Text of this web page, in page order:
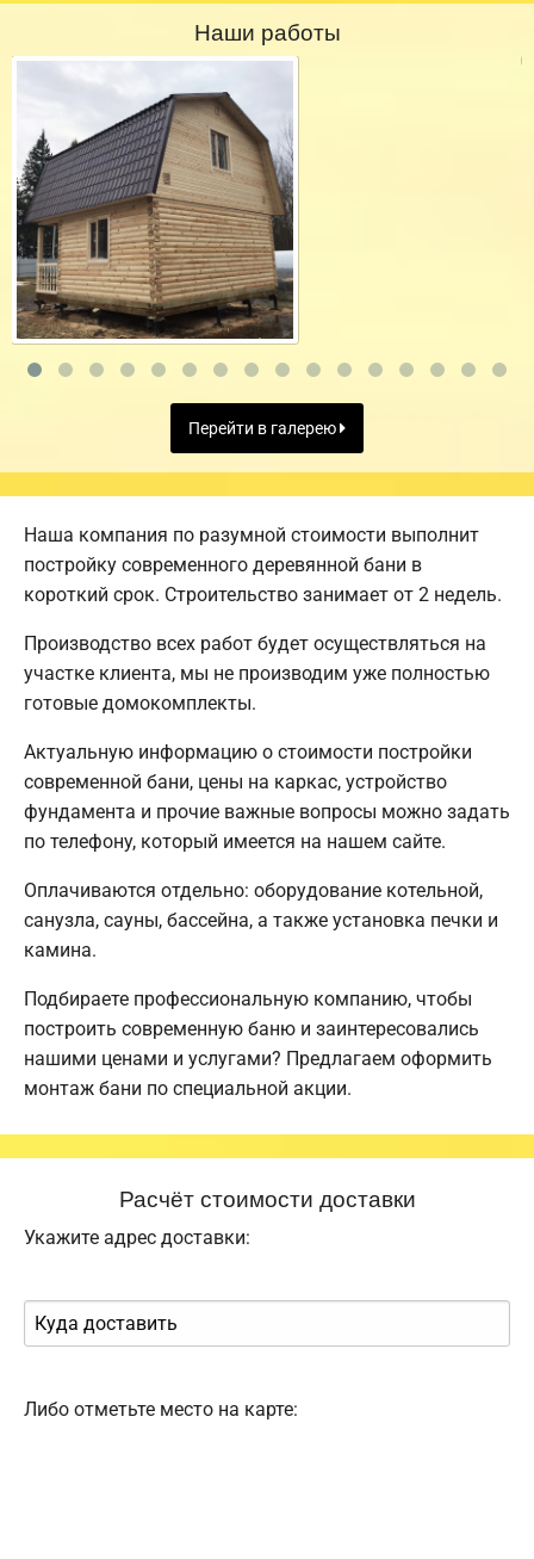
Наши работы
Перейти в галерею
Наша компания по разумной стоимости выполнит
постройку современного деревянной бани в
короткий срок. Строительство занимает от 2 недель.
Производство всех работ будет осуществляться на
участке клиента, мы не производим уже полностью
готовые домокомплекты.
Актуальную информацию о стоимости постройки
современной бани, цены на каркас, устройство
фундамента и прочие важные вопросы можно задать
по телефону, который имеется на нашем сайте.
Оплачиваются отдельно: оборудование котельной,
санузла, сауны, бассейна, а также установка печки и
камина.
Подбираете профессиональную компанию, чтобы
построить современную баню и заинтересовались
нашими ценами и услугами? Предлагаем оформить
монтаж бани по специальной акции.
Расчёт стоимости доставки
Укажите адрес доставки:
Либо отметьте место на карте: